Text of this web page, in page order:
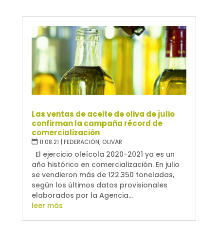
Las ventas de aceite de oliva de julio
confirman la campaña récord de
comercialización
11.08.21 | FEDERACIÓN,OLIVAR
El ejercicio oleícola 2020-2021 ya es un
año histórico en comercialización. En julio
se vendieron más de 122.350 toneladas,
según los últimos datos provisionales
elaborados por la Agencia...
leer más